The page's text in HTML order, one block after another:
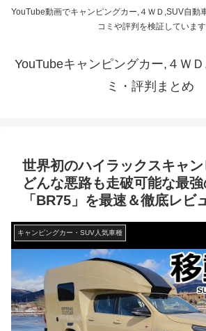
YouTube動画でキャンピングカー,４ＷＤ,SUV自動
コミや評判を検証しています
YouTubeキャンピングカー,４Ｗ
ミ・評判まとめ
世界初のハイラックスキャ
どんな悪路も走破可能な最
「BR75」を最速＆徹底レビ
キャンピングカー・SUV人気車種